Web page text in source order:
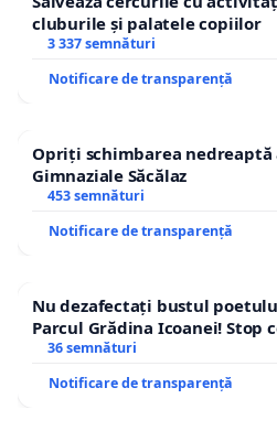
cluburile și palatele copiilor
3 337 semnături
Notificare de transparență
Opriți schimbarea nedreaptă
Gimnaziale Săcălaz
453 semnături
Notificare de transparență
Nu dezafectați bustul
Parcul Grădina Icoanei! Stop
36 semnături
Notificare de transparență